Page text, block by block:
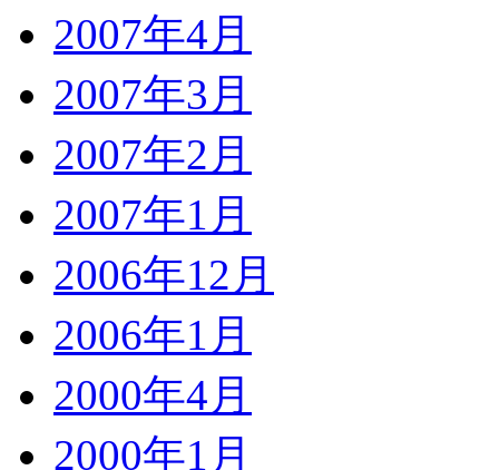
2007年4月
2007年3月
2007年2月
2007年1月
2006年12月
2006年1月
2000年4月
2000年1月